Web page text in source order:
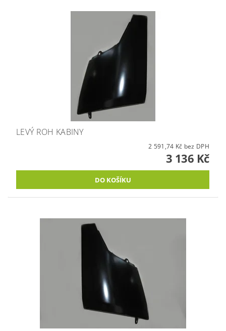
LEVÝ ROH KABINY
2 591,74 Kč bez DPH
3 136 Kč